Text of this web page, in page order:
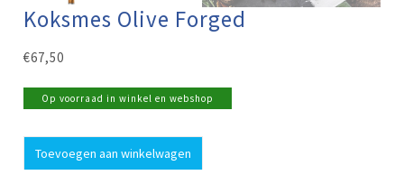
Koksmes Olive Forged
€67,50
Op voorraad in winkel en webshop
Koksmes
Olive
Forged
Toevoegen aan winkelwagen